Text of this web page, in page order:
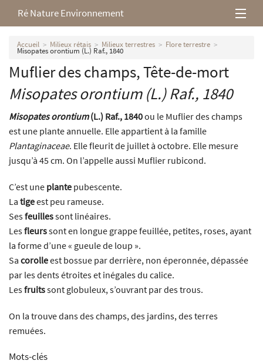
Ré Nature Environnement
L’association
Milieux rétais
Nos parutions
Accueil Milieux rétais Milieux terrestres Flore terrestre
Misopates orontium (L.) Raf., 1840
Muflier des champs, Tête-de-mort
Misopates orontium(L.) Raf., 1840
Misopates orontium(L.) Raf., 1840ou le Muflier des champs
est une plante annuelle. Elle appartient à la famille
Plantaginaceae. Elle fleurit de juillet à octobre. Elle mesure
jusqu’à 45 cm. On l’appelle aussi Muflier rubicond.
C’est une plante pubescente.
La tigeest peu rameuse.
Sesfeuillessont linéaires.
Lesfleurssont en longue grappe feuillée, petites, roses, ayant
la forme d’une « gueule de loup ».
Sa corolleest bossue par derrière, non éperonnée, dépassée
par les dents étroites et inégales du calice.
Lesfruitssont globuleux, s’ouvrant par des trous.
On la trouve dans des champs, des jardins, des terres
remuées.
Mots-clés